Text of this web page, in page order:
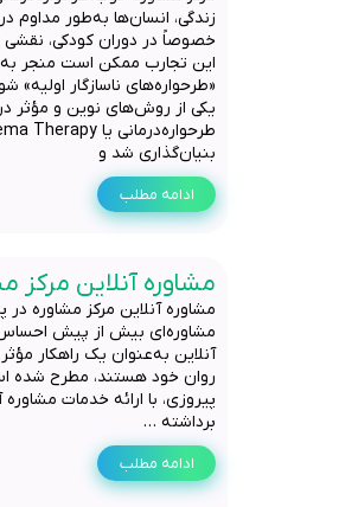
زندگی، انسان‌ها به‌طور مداوم
خصوصاً در دوران کودکی،
این تجارب ممکن است منجر
«طرحواره‌های ناسازگار
یکی از روش‌های نوین و مؤثر در
بنیان‌گذاری شد و
ادامه مطلب
مشاوره آنلاین مرکز
مشاوره آنلاین مرکز مشاوره
مشاوره‌ای بیش از پیش
آنلاین به‌عنوان یک راهکار
روان خود هستند، مطرح شده
پیروزی، با ارائه خدمات
برداشته …
ادامه مطلب